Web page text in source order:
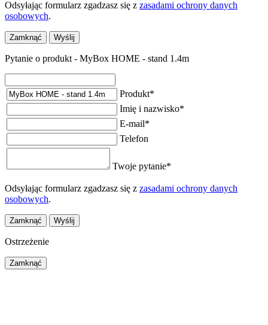
Odsyłając formularz zgadzasz się z zasadami ochrony danych
osobowych.
Zamknąć Wyślij
Pytanie o produkt - MyBox HOME - stand 1.4m
Produkt*
Imię i nazwisko*
E-mail*
Telefon
Twoje pytanie*
Odsyłając formularz zgadzasz się z zasadami ochrony danych
osobowych.
Zamknąć Wyślij
Ostrzeżenie
Zamknąć